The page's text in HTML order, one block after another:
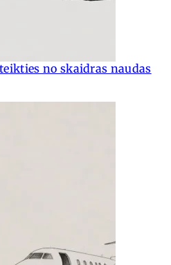
no skaidras naudas